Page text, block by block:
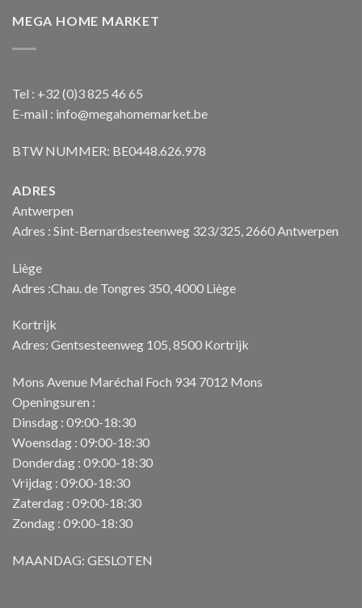
MEGA HOME MARKET
Tel : +32 (0)3 825 46 65
E-mail : info@megahomemarket.be
BTW NUMMER: BE0448.626.978
ADRES
Antwerpen
Adres : Sint-Bernardsesteenweg 323/325, 2660 Antwerpen
Liège
Adres :Chau. de Tongres 350, 4000 Liège
Kortrijk
Adres: Gentsesteenweg 105, 8500 Kortrijk
Mons Avenue Maréchal Foch 934 7012 Mons
Openingsuren :
Dinsdag : 09:00-18:30
Woensdag : 09:00-18:30
Donderdag : 09:00-18:30
Vrijdag : 09:00-18:30
Zaterdag : 09:00-18:30
Zondag : 09:00-18:30
MAANDAG: GESLOTEN